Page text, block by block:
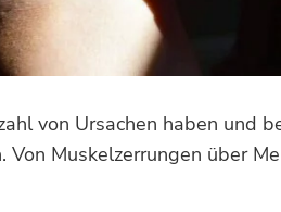
von Ursachen haben und
Muskelzerrungen über